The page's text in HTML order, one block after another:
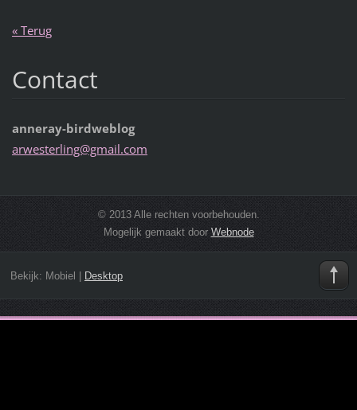
« Terug
Contact
anneray-birdweblog
arwesterling@gmail.com
© 2013 Alle rechten voorbehouden.
Mogelijk gemaakt door Webnode
Bekijk: Mobiel Desktop